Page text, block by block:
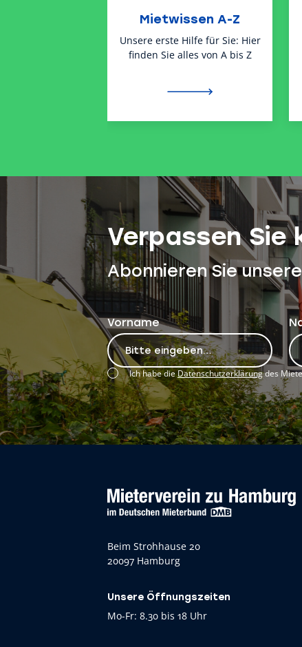
Mietwissen A-Z
Unsere erste Hilfe für Sie: Hier
finden Sie alles von A bis Z
Verpassen Sie
Abonnieren Sie
Vorname
Ich habe dieDatenschutzerklärungdes
Beim Strohhause 20
20097 Hamburg
Unsere Öffnungszeiten
Mo-Fr: 8.30 bis 18 Uhr